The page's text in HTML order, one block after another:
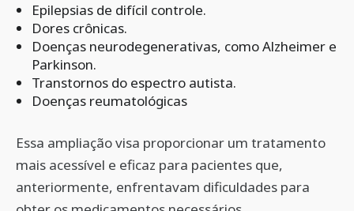
Epilepsias de difícil controle.
Dores crônicas.
Doenças neurodegenerativas, como Alzheimer e
Parkinson.
Transtornos do espectro autista.
Doenças reumatológicas
Essa ampliação visa proporcionar um tratamento
mais acessível e eficaz para pacientes que,
anteriormente, enfrentavam dificuldades para